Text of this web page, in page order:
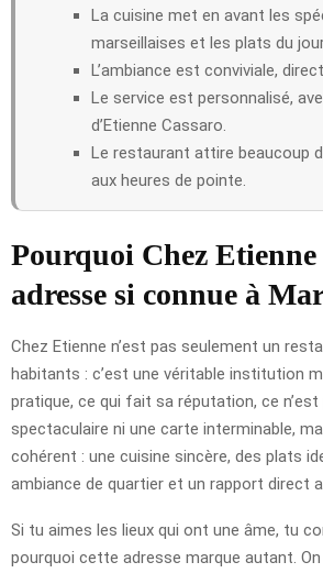
La cuisine met en avant les
marseillaises et les plats du
L’ambiance est conviviale,
Le service est personnalisé,
d’Etienne Cassaro.
Le restaurant attire beaucoup
aux heures de pointe.
Pourquoi Chez Etienne
adresse si connue à
Chez Etienne n’est pas seulement un
habitants : c’est une véritable institution
pratique, ce qui fait sa réputation, ce
spectaculaire ni une carte interminable,
cohérent : une cuisine sincère, des plats
ambiance de quartier et un rapport direct
Si tu aimes les lieux qui ont une âme, tu
pourquoi cette adresse marque autant.